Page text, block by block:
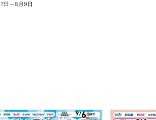
日 ～8月9日